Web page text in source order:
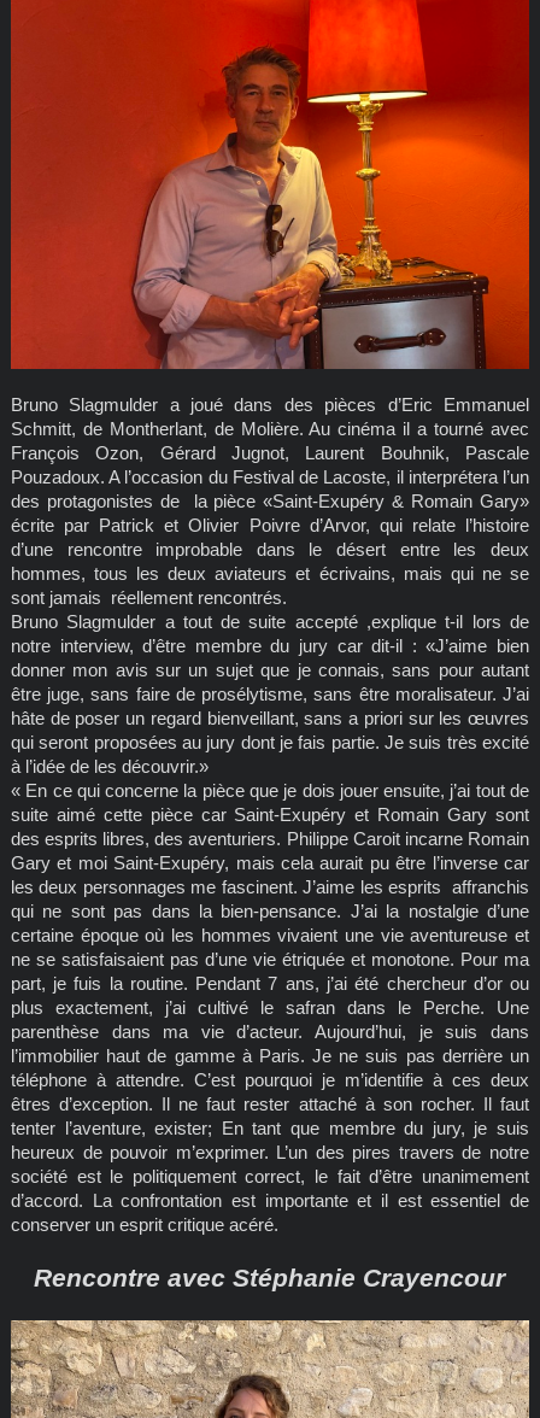
Bruno Slagmulder a joué dans des pièces d’Eric Emmanuel
Schmitt, de Montherlant, de Molière. Au cinéma il a tourné avec
François Ozon, Gérard Jugnot, Laurent Bouhnik, Pascale
Pouzadoux. A l’occasion du Festival de Lacoste, il interprétera l’un
des protagonistes de la pièce «Saint-Exupéry & Romain Gary»
écrite par Patrick et Olivier Poivre d’Arvor, qui relate l’histoire
d’une rencontre improbable dans le désert entre les deux
hommes, tous les deux aviateurs et écrivains, mais qui ne se
sont jamais réellement rencontrés.
Bruno Slagmulder a tout de suite accepté ,explique t-il lors de
notre interview, d’être membre du jury car dit-il : «J’aime bien
donner mon avis sur un sujet que je connais, sans pour autant
être juge, sans faire de prosélytisme, sans être moralisateur. J’ai
hâte de poser un regard bienveillant, sans a priori sur les œuvres
qui seront proposées au jury dont je fais partie. Je suis très excité
à l’idée de les découvrir.»
« En ce qui concerne la pièce que je dois jouer ensuite, j’ai tout de
suite aimé cette pièce car Saint-Exupéry et Romain Gary sont
des esprits libres, des aventuriers. Philippe Caroit incarne Romain
Gary et moi Saint-Exupéry, mais cela aurait pu être l’inverse car
les deux personnages me fascinent. J’aime les esprits affranchis
qui ne sont pas dans la bien-pensance. J’ai la nostalgie d’une
certaine époque où les hommes vivaient une vie aventureuse et
ne se satisfaisaient pas d’une vie étriquée et monotone. Pour ma
part, je fuis la routine. Pendant 7 ans, j’ai été chercheur d’or ou
plus exactement, j’ai cultivé le safran dans le Perche. Une
parenthèse dans ma vie d’acteur. Aujourd’hui, je suis dans
l’immobilier haut de gamme à Paris. Je ne suis pas derrière un
téléphone à attendre. C’est pourquoi je m’identifie à ces deux
êtres d’exception. Il ne faut rester attaché à son rocher. Il faut
tenter l’aventure, exister; En tant que membre du jury, je suis
heureux de pouvoir m’exprimer. L’un des pires travers de notre
société est le politiquement correct, le fait d’être unanimement
d’accord. La confrontation est importante et il est essentiel de
conserver un esprit critique acéré.
Rencontre avec Stéphanie Crayencour